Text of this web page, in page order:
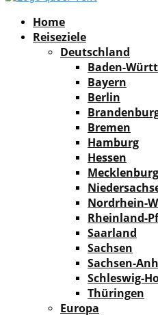
Home
Reiseziele
Deutschland
Baden-
Bayern
Berlin
Bremen
Hamburg
Hessen
Nordrhein-
Rheinland-
Saarland
Sachsen
Sachsen-
Schleswig-
Thüringen
Europa